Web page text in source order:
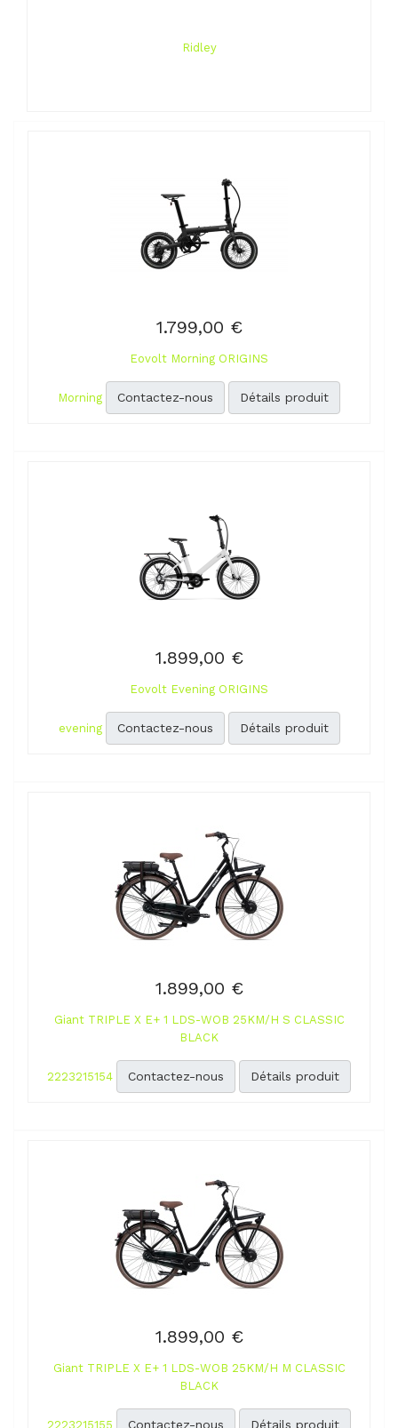
Ridley
1.799,00 €
Eovolt Morning ORIGINS
Morning Contactez-nous Détails produit
1.899,00 €
Eovolt Evening ORIGINS
evening Contactez-nous Détails produit
1.899,00 €
Giant TRIPLE X E+ 1 LDS-WOB 25KM/H S CLASSIC
BLACK
2223215154 Contactez-nous Détails produit
1.899,00 €
Giant TRIPLE X E+ 1 LDS-WOB 25KM/H M CLASSIC
BLACK
2223215155 Contactez-nous Détails produit